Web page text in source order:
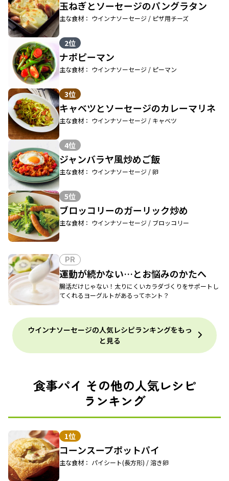
玉ねぎとソーセージのパングラタン
主な食材： ウインナソーセージ / ピザ用チーズ
2位
ナポピーマン
主な食材： ウインナソーセージ / ピーマン
3位
キャベツとソーセージのカレーマリネ
主な食材： ウインナソーセージ / キャベツ
4位
ジャンバラヤ風炒めご飯
主な食材： ウインナソーセージ / 卵
5位
ブロッコリーのガーリック炒め
主な食材： ウインナソーセージ / ブロッコリー
PR
運動が続かない…とお悩みのかたへ
腸活だけじゃない！太りにくいカラダづくりをサポートし
てくれるヨーグルトがあるってホント？
ウインナソーセージの人気レシピランキングをもっ
と見る
食事パイ その他の人気レシピ
ランキング
1位
コーンスープポットパイ
主な食材： パイシート(長方形) / 溶き卵